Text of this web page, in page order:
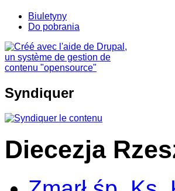
Biuletyny
Do pobrania
Syndiquer
Diecezja